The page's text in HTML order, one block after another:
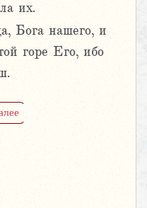
их.
Бога нашего, и
горе Его, ибо